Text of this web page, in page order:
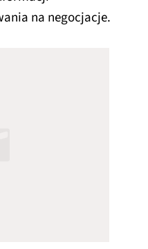
na negocjacje.